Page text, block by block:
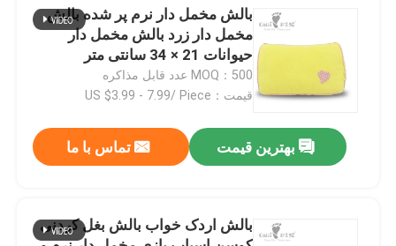
با ما تماس بگیرید
اخبار
اسباب بازی مخمل دار نرم
بالش مخمل دار نرم پر شده بالش
مخمل دار زرد بالش مخمل دار
حیوانات 21 × 34 سانتی متر
MOQ：500 عدد قابل مذاکره
قیمت：US $3.99 - 7.99/ Piece
بهترین قیمت تماس با ما
بالش اردک خواب بالش بغل کردنی